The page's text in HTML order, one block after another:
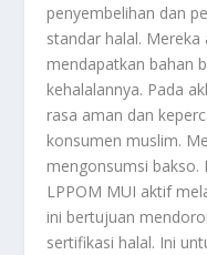
penyembelihan dan
standar halal. Mereka
mendapatkan bahan
kehalalannya. Pada
rasa aman dan
konsumen muslim.
mengonsumsi bakso.
LPPOM MUI aktif
ini bertujuan
sertifikasi halal. Ini